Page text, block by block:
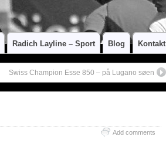
Radich Layline – Sport Blog Kontakt
Swiss Champion Esse 850 – på Lugano søen
Add comments